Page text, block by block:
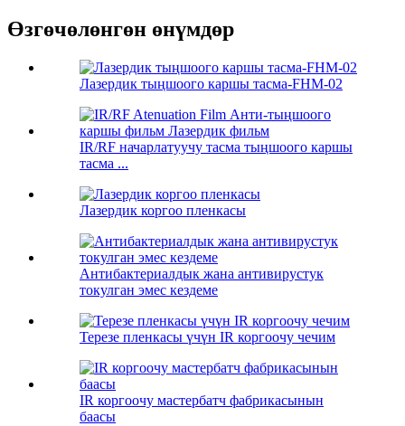
Өзгөчөлөнгөн өнүмдөр
Лазердик тыңшоого каршы тасма-FHM-02
IR/RF начарлатуучу тасма тыңшоого каршы
тасма ...
Лазердик коргоо пленкасы
Антибактериалдык жана антивирустук
токулган эмес кездеме
Терезе пленкасы үчүн IR коргоочу чечим
IR коргоочу мастербатч фабрикасынын
баасы